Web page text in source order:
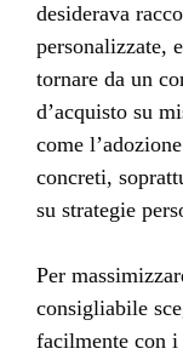
desiderava
personalizzate,
tornare da un
d’acquisto su
come
concreti,
su strategie
Per
consigliabile
facilmente con